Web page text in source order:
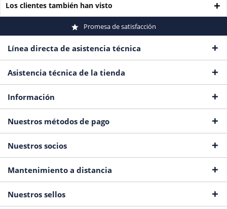
Los clientes también han visto
Promesa de satisfacción
Línea directa de asistencia técnica
Asistencia técnica de la tienda
Información
Nuestros métodos de pago
Nuestros socios
Mantenimiento a distancia
Nuestros sellos